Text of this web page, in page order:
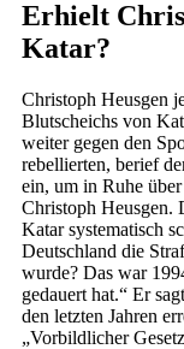
Erhielt
Katar?
Christoph Heusgen
Blutscheichs von
weiter gegen den
rebellierten, berief
ein, um in Ruhe
Christoph Heusgen.
Katar systematisch
Deutschland die
wurde? Das war
gedauert hat.“ Er
den letzten Jahren
„Vorbildlicher